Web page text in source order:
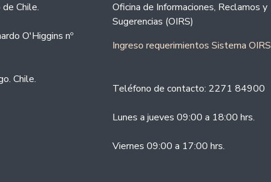
Chile.
O'Higgins nº
Chile.
Oficina de Informaciones, Reclamos y
Sugerencias (OIRS)
Ingreso requerimientos Sistema OIRS
Teléfono de contacto: 2271 84900
Lunes a jueves 09:00 a 18:00 hrs.
Viernes 09:00 a 17:00 hrs.